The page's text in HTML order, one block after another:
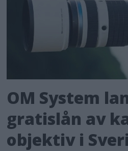
OM System
gratislån av
objektiv i